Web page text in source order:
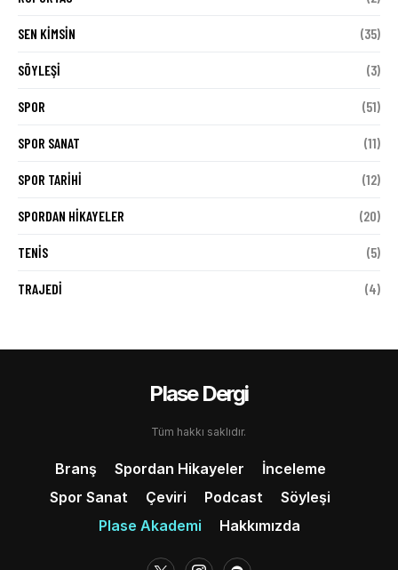
SEN KIMSIN (35)
SÖYLEŞI (3)
SPOR (51)
SPOR SANAT (11)
SPOR TARIHI (12)
SPORDAN HIKAYELER (20)
TENIS (5)
TRAJEDI (4)
Plase Dergi
Tüm hakkı saklıdır.
Branş Spordan Hikayeler
İnceleme
Spor Sanat
Çeviri Podcast
Söyleşi
Plase Akademi
Hakkımızda